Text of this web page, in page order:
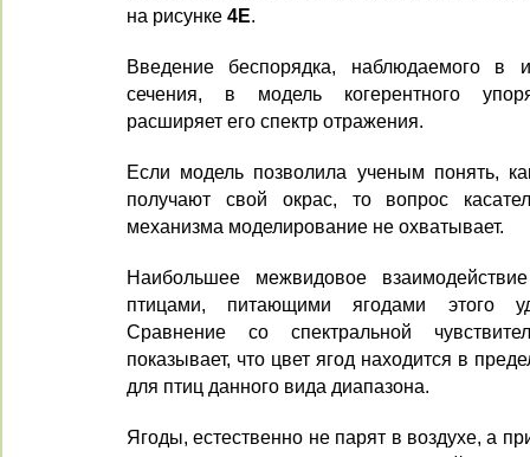
на рисунке 4E.
Введение беспорядка, наблюдаемого в
сечения, в модель когерентного
расширяет его спектр отражения.
Если модель позволила ученым понять,
получают свой окрас, то вопрос
механизма моделирование не охватывает.
Наибольшее межвидовое
птицами, питающими ягодами этого
Сравнение со спектральной
показывает, что цвет ягод находится в
для птиц данного вида диапазона.
Ягоды, естественно не парят в воздухе, а